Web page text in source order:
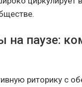
на паузе:
риторику с